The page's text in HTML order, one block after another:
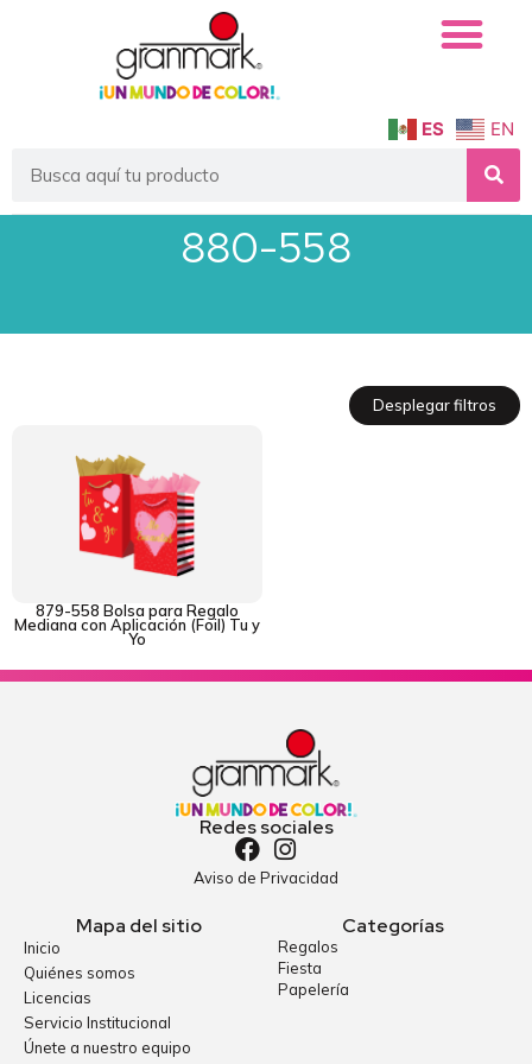
ES EN
880-558
Desplegar filtros
879-558 Bolsa para Regalo
Mediana con Aplicación (Foil) Tu y
Yo
Redes sociales
Aviso de Privacidad
Mapa del sitio
Inicio
Quiénes somos
Licencias
Servicio Institucional
Únete a nuestro equipo
Categorías
Regalos
Fiesta
Papelería